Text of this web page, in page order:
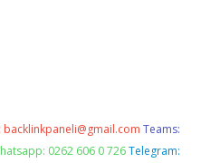
backlinkpaneli@gmail.com Teams:
0262 606 0 726 Telegram: